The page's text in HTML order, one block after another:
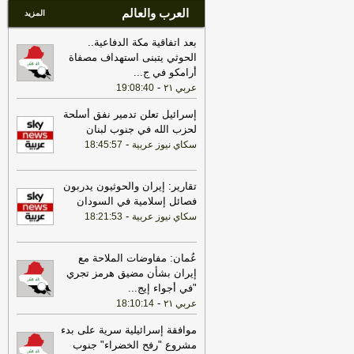
العرب والعالم المزيد
بعد اتفاقية مكة الدفاعية..
الحوثي يتبنى استهداف مصفاة
أرامكو في ج...
عربي ٢١ -
19:08:40
إسرائيل تعلن تدمير نفق أسلحة
لحزب الله في جنوب لبنان
سكاي نيوز عربية -
18:45:57
تقارير: إيران والحوثيون يدربون
فصائل إسلامية في السودان
سكاي نيوز عربية -
18:21:53
عُمان: مفاوضات الملاحة مع
إيران بشأن مضيق هرمز تجري
"في أجواء إيج...
عربي ٢١ -
18:10:14
موافقة إسرائيلية سرية على بدء
مشروع "رفح الخضراء" جنوب